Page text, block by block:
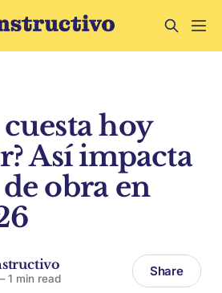
hoy
Así impacta
obra en
1 min read Share